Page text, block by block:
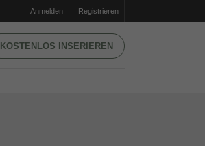
Anmelden Registrieren
KOSTENLOS INSERIEREN